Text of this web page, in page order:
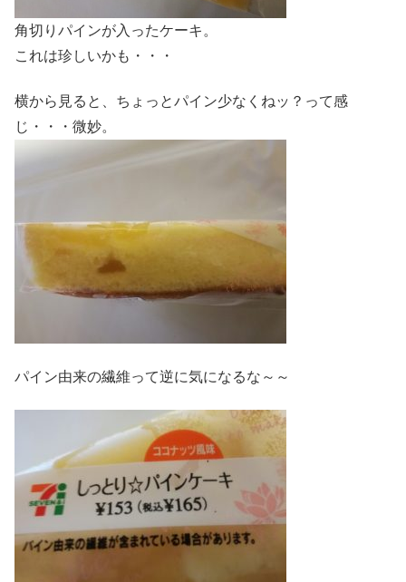
角切りパインが入ったケーキ。
これは珍しいかも・・・
横から見ると、ちょっとパイン少なくねッ？って感
じ・・・微妙。
パイン由来の繊維って逆に気になるな～～